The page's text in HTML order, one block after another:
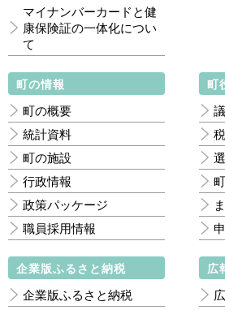
マイナンバーカードと健
康保険証の一体化につい
て
町の情報
町の概要
統計資料
町の施設
行政情報
政策パッケージ
職員採用情報
町
税
企業版ふるさと納税
企業版ふるさと納税
広